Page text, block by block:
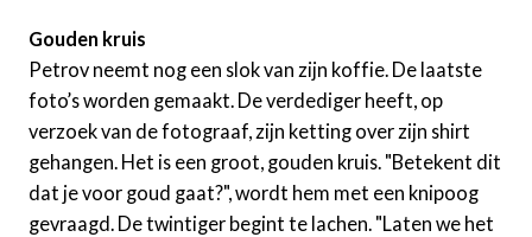
Gouden kruis
Petrov neemt nog een slok van zijn koffie. De laatste
foto’s worden gemaakt. De verdediger heeft, op
verzoek van de fotograaf, zijn ketting over zijn shirt
gehangen. Het is een groot, gouden kruis. "Betekent dit
dat je voor goud gaat?", wordt hem met een knipoog
gevraagd. De twintiger begint te lachen. "Laten we het